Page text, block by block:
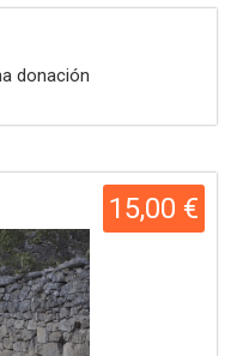
donación
15,00 €